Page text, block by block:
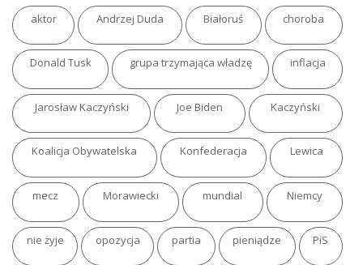
aktor Andrzej Duda Białoruś choroba
Donald Tusk grupa trzymająca władzę inflacja
Jarosław Kaczyński Joe Biden Kaczyński
Koalicja Obywatelska Konfederacja Lewica
mecz Morawiecki mundial Niemcy
nie żyje opozycja partia pieniądze PiS